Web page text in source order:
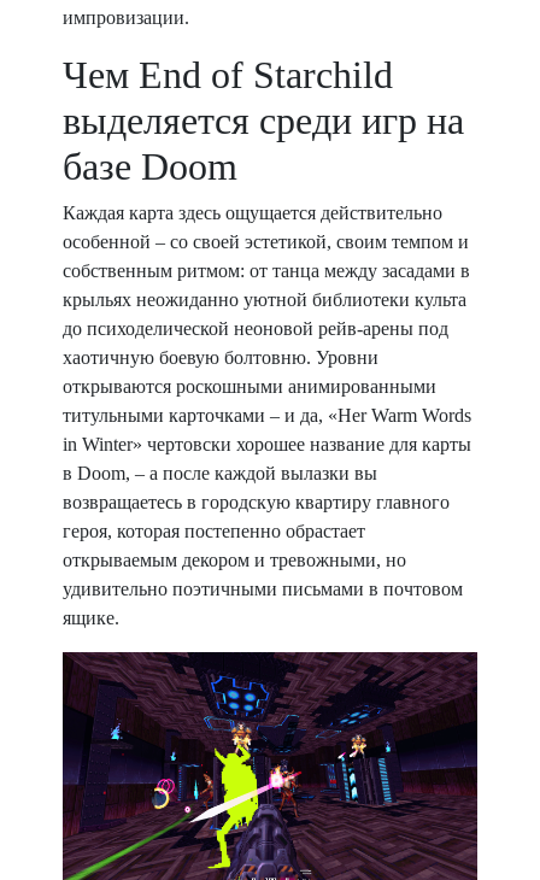
импровизации.
Чем End of Starchild
выделяется среди игр на
базе Doom
Каждая карта здесь ощущается действительно
особенной – со своей эстетикой, своим темпом и
собственным ритмом: от танца между засадами в
крыльях неожиданно уютной библиотеки культа
до психоделической неоновой рейв-арены под
хаотичную боевую болтовню. Уровни
открываются роскошными анимированными
титульными карточками – и да, «Her Warm Words
in Winter» чертовски хорошее название для карты
в Doom, – а после каждой вылазки вы
возвращаетесь в городскую квартиру главного
героя, которая постепенно обрастает
открываемым декором и тревожными, но
удивительно поэтичными письмами в почтовом
ящике.